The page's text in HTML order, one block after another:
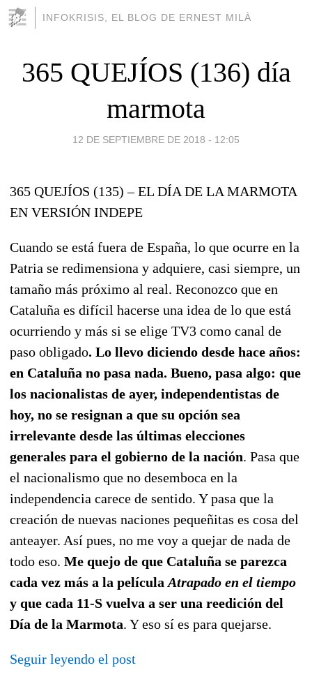
INFOKRISIS, EL BLOG DE ERNEST MILÀ
365 QUEJÍOS (136) día
marmota
12 DE SEPTIEMBRE DE 2018 - 12:05
365 QUEJÍOS (135) – EL DÍA DE LA MARMOTA
EN VERSIÓN INDEPE
Cuando se está fuera de España, lo que ocurre en la
Patria se redimensiona y adquiere, casi siempre, un
tamaño más próximo al real. Reconozco que en
Cataluña es difícil hacerse una idea de lo que está
ocurriendo y más si se elige TV3 como canal de
paso obligado. Lo llevo diciendo desde hace años:
en Cataluña no pasa nada. Bueno, pasa algo: que
los nacionalistas de ayer, independentistas de
hoy, no se resignan a que su opción sea
irrelevante desde las últimas elecciones
generales para el gobierno de la nación. Pasa que
el nacionalismo que no desemboca en la
independencia carece de sentido. Y pasa que la
creación de nuevas naciones pequeñitas es cosa del
anteayer. Así pues, no me voy a quejar de nada de
todo eso. Me quejo de que Cataluña se parezca
cada vez más a la película Atrapado en el tiempo
y que cada 11-S vuelva a ser una reedición del
Día de la Marmota. Y eso sí es para quejarse.
Seguir leyendo el post